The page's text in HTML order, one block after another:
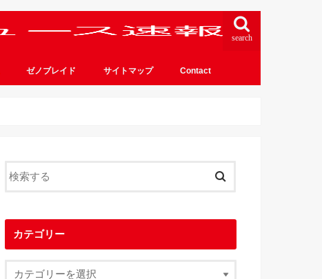
search
ゼノブレイド サイトマップ Contact
カテゴリー